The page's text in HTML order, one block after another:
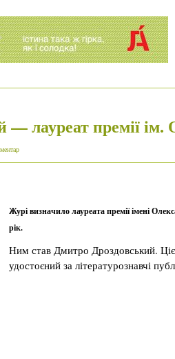
лауреат премії ім.
Журі визначило лауреата премії імені
рік.
Ним став Дмитро Дроздовський.
удостоєний за літературознавчі